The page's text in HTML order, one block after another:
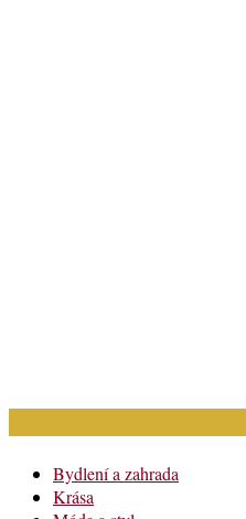
Bydlení a zahrada
Krása